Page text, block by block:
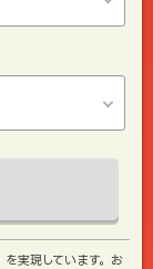
実現しています。お